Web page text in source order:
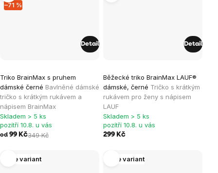
–71 %
Triko BrainMax s pruhem
dámské černé Bavlněné dámské
tričko s krátkým rukávem a
nápisem BrainMax
hodnocení
produktu
je
0,0
z
Skladem > 5 ks
pozítří 10.8. u vás
od 99 Kč349 Kč
Detail
Běžecké triko BrainMax LAUF®
dámské, černé Tričko s krátkým
rukávem pro ženy s nápisem
LAUF
hodnocení
produktu
je
5,0
z
Skladem > 5 ks
pozítří 10.8. u vás
299 Kč
Detail
Více variant Více variant